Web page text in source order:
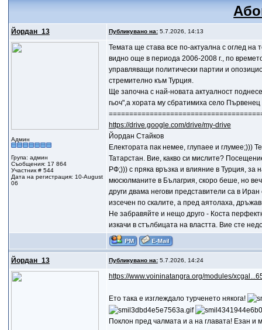
Йордан_13 Публикувано на:5.7.2026, 14:13
Админ
Група: админ
Съобщения: 17 864
Участник # 544
Дата на регистрация: 10-August
06
Темата ще става все по-актуална с оглед на
видно още в периода 2006-2008 г., по
управляващи политически партии и
стремително към Турция.
Ще започна с най-новата актуалност
гьоч",а хората му сбратимиха село
https://drive.google.com/drive/my-drive
Йордан Стайков
Електората пак немее, глупаее и глумее;)))
Татарстан. Вие, какво си мислите?
РФ;))) с пряка връзка и влияние в Турция,
мюсюлманите в Бълагрия, скоро беше, но
други двама негови представители са в
изсечен по скалите, а пред аятолаха,
Не забравяйте и нещо друго - Коста
изкачи в стълбицата на властта. Вие сте
Йордан_13 Публикувано на:5.7.2026, 14:24
https://www.voininatangra.org/modules/
Ето така е изглеждало турченето някога!
Поклон пред чалмата и а на главата! Езан и